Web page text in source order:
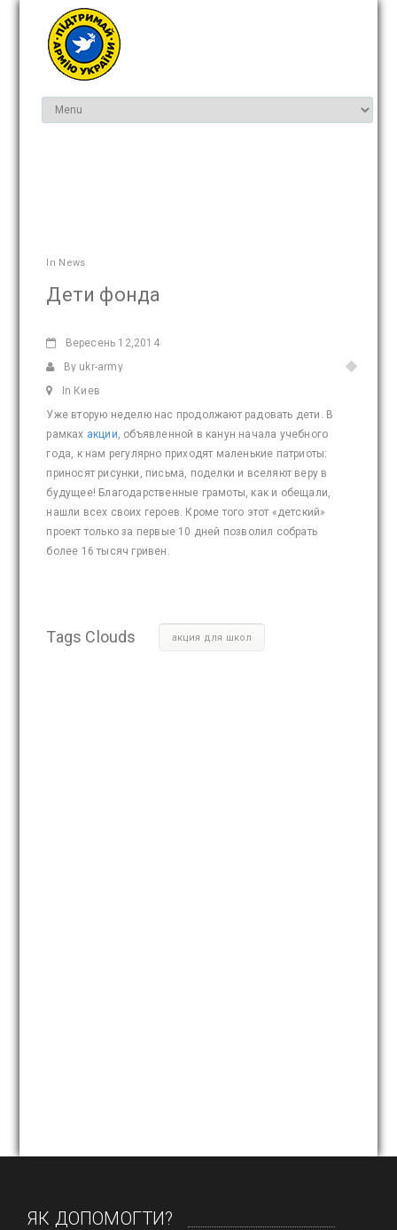
In News
Дети фонда
Вересень 12,2014
By ukr-army
In Киев
Уже вторую неделю нас продолжают радовать дети. В
рамках акции, объявленной в канун начала учебного
года, к нам регулярно приходят маленькие патриоты:
приносят рисунки, письма, поделки и вселяют веру в
будущее! Благодарственные грамоты, как и обещали,
нашли всех своих героев. Кроме того этот «детский»
проект только за первые 10 дней позволил собрать
более 16 тысяч гривен.
Tags Clouds акция для школ
ЯК ДОПОМОГТИ?